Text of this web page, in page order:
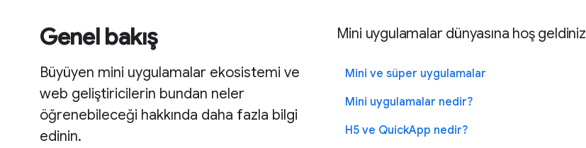
Genel bakış
Büyüyen mini uygulamalar ekosistemi ve
web geliştiricilerin bundan neler
öğrenebileceği hakkında daha fazla bilgi
edinin.
Mini uygulamalar dünyasına hoş geldiniz
Mini ve süper uygulamalar
Mini uygulamalar nedir?
H5 ve QuickApp nedir?